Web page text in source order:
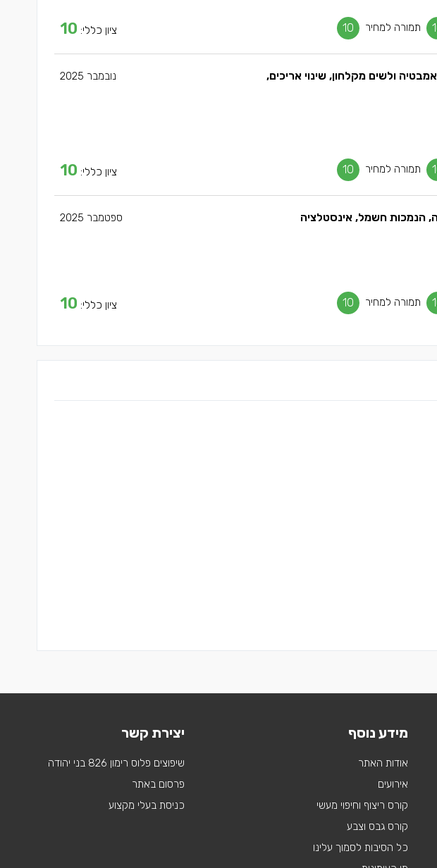
תמורה למחיר 10 ציון כללי: 10
ולשים מקלחון, שינוי אריכים, נובמבר 2025
תמורה למחיר 10 ציון כללי: 10
הנמכות חשמל, אינסטלציה ספטמבר 2025
תמורה למחיר 10 ציון כללי: 10
מידע נוסף
אודות האתר
אירועים
קורס ריצוף וחיפוי מעשי
קורס גבס וצבע
כל הסיבות לסמוך עלינו
יצירת קשר
שיפוצים פלוס רימון 826 בני יהודה
פרסום באתר
כניסת בעלי מקצוע